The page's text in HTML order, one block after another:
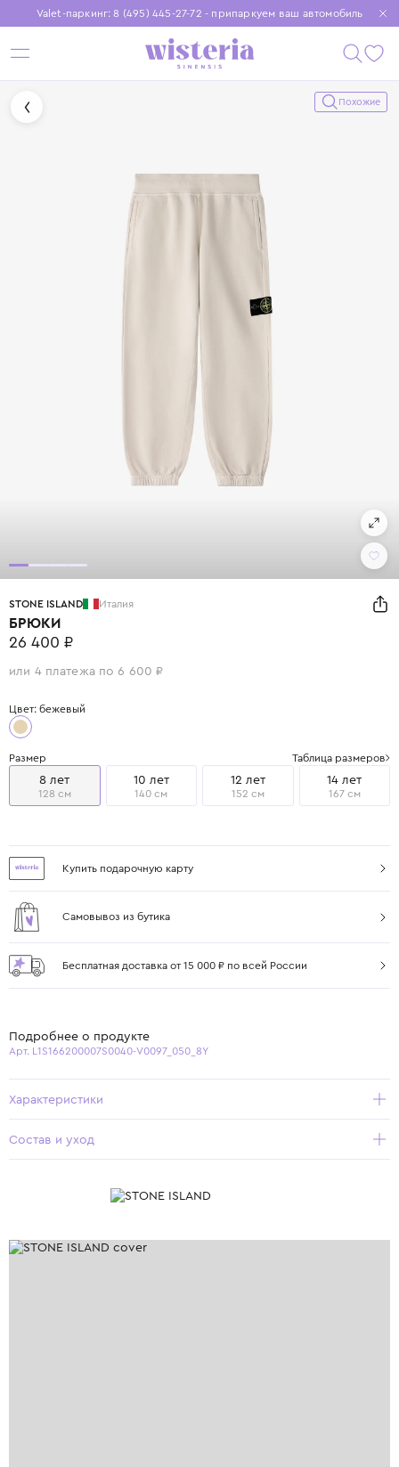
Valet-паркинг: 8 (495) 445-27-72 - припаркуем ваш автомобиль
Бесплатная доставка при заказе от 15 000 ₽
Установите приложение, чтобы покупки были еще удобнее
Похожие
STONE ISLAND Италия
БРЮКИ
26 400 ₽
или 4 платежа по 6 600 ₽
Цвет: бежевый
Размер Таблица размеров
8 лет
128 см
10 лет
140 см
12 лет
152 см
14 лет
167 см
Купить подарочную карту
Самовывоз из бутика
Бесплатная доставка от 15 000 ₽ по всей России
Подробнее о продукте
Арт. L1S166200007S0040-V0097_050_8Y
Характеристики
Состав и уход